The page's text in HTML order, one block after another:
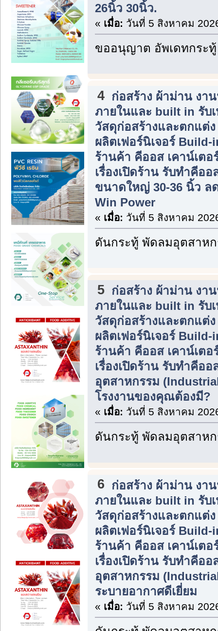
26นิ้ว 30นิ้ว.
« เมื่อ: วันที่ 5 สิงหาคม
ขออนุญาต อัพเดทกระทู้
4 ก่อสร้าง ผ้าม่าน งา
ภายในและ built in รับ
วัสดุก่อสร้างและตกแต่
ผลิตเฟอร์นิเจอร์
ร้านค้า คีออส เคาน์เตอ
เรื่องเปิดร้าน รับทำคีออ
ขนาดใหญ่ 30-36 นิ้ว ล
Win Power
« เมื่อ: วันที่ 5 สิงหาคม
ดันกระทู้ พัดลมอุตสาห
5 ก่อสร้าง ผ้าม่าน งา
ภายในและ built in รับ
วัสดุก่อสร้างและตกแต่
ผลิตเฟอร์นิเจอร์
ร้านค้า คีออส เคาน์เตอ
เรื่องเปิดร้าน รับทำคีออ
อุตสาหกรรม
โรงงานของคุณต้องมี?
« เมื่อ: วันที่ 5 สิงหาคม
ดันกระทู้ พัดลมอุตสาห
6 ก่อสร้าง ผ้าม่าน งา
ภายในและ built in รับ
วัสดุก่อสร้างและตกแต่
ผลิตเฟอร์นิเจอร์
ร้านค้า คีออส เคาน์เตอ
เรื่องเปิดร้าน รับทำคีออ
อุตสาหกรรม
ระบายอากาศดีเยี่ยม
« เมื่อ: วันที่ 5 สิงหาคม